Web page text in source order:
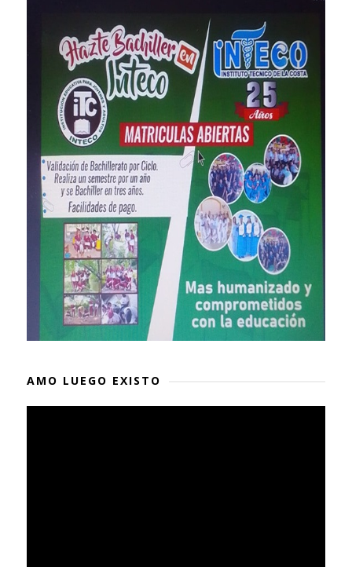
AMO LUEGO EXISTO